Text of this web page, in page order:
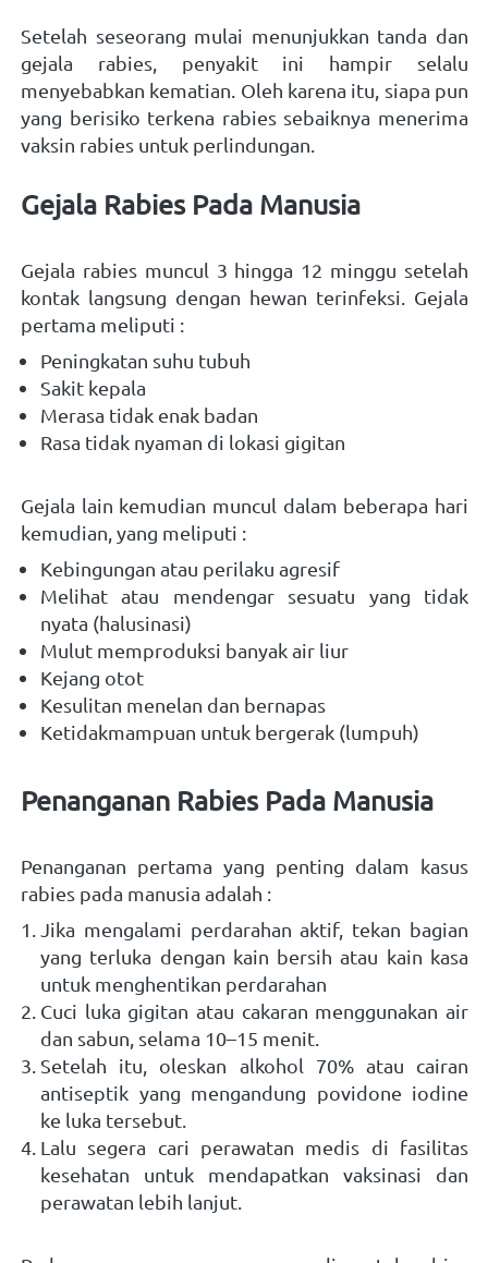
Setelah seseorang mulai menunjukkan tanda dan
gejala rabies, penyakit ini hampir selalu
menyebabkan kematian. Oleh karena itu, siapa pun
yang berisiko terkena rabies sebaiknya menerima
vaksin rabies untuk perlindungan.
Gejala Rabies Pada Manusia
Gejala rabies muncul 3 hingga 12 minggu setelah
kontak langsung dengan hewan terinfeksi. Gejala
pertama meliputi :
Peningkatan suhu tubuh
Sakit kepala
Merasa tidak enak badan
Rasa tidak nyaman di lokasi gigitan
Gejala lain kemudian muncul dalam beberapa hari
kemudian, yang meliputi :
Kebingungan atau perilaku agresif
Melihat atau mendengar sesuatu yang tidak
nyata (halusinasi)
Mulut memproduksi banyak air liur
Kejang otot
Kesulitan menelan dan bernapas
Ketidakmampuan untuk bergerak (lumpuh)
Penanganan Rabies Pada Manusia
Penanganan pertama yang penting dalam kasus
rabies pada manusia adalah :
Jika mengalami perdarahan aktif, tekan bagian
yang terluka dengan kain bersih atau kain kasa
untuk menghentikan perdarahan
Cuci luka gigitan atau cakaran menggunakan air
dan sabun, selama 10–15 menit.
Setelah itu, oleskan alkohol 70% atau cairan
antiseptik yang mengandung povidone iodine
ke luka tersebut.
Lalu segera cari perawatan medis di fasilitas
kesehatan untuk mendapatkan vaksinasi dan
perawatan lebih lanjut.